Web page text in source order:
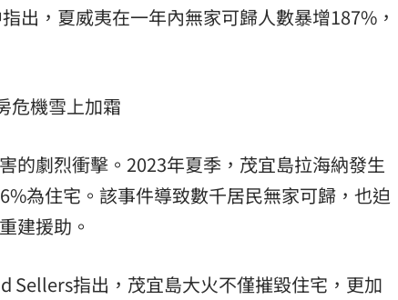
出，夏威夷在一年內無家可歸人數暴增187%，
危機雪上加霜
的劇烈衝擊。2023年夏季，茂宜島拉海納發生
為住宅。該事件導致數千居民無家可歸，也迫
建援助。
Sellers指出，茂宜島大火不僅摧毀住宅，更加